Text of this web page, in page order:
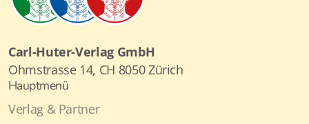
Carl-Huter-Verlag GmbH
Ohmstrasse 14, CH 8050 Zürich
Hauptmenü
Verlag & Partner